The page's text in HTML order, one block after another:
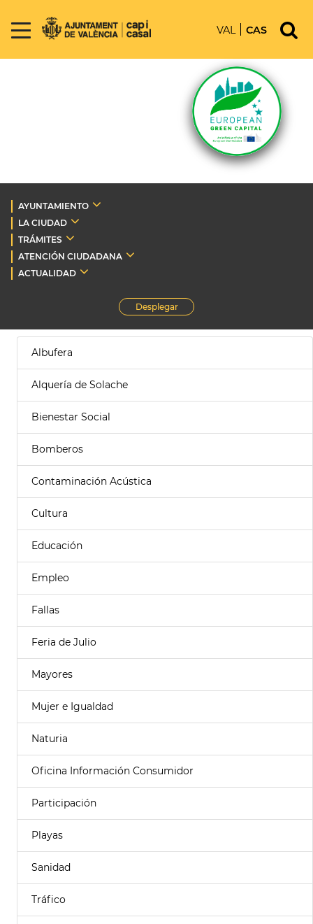
VAL CAS
AYUNTAMIENTO
LA CIUDAD
TRÁMITES
ATENCIÓN CIUDADANA
ACTUALIDAD
Desplegar
Albufera
Alquería de Solache
Bienestar Social
Bomberos
Contaminación Acústica
Cultura
Educación
Empleo
Fallas
Feria de Julio
Mayores
Mujer e Igualdad
Naturia
Oficina Información Consumidor
Participación
Playas
Sanidad
Tráfico